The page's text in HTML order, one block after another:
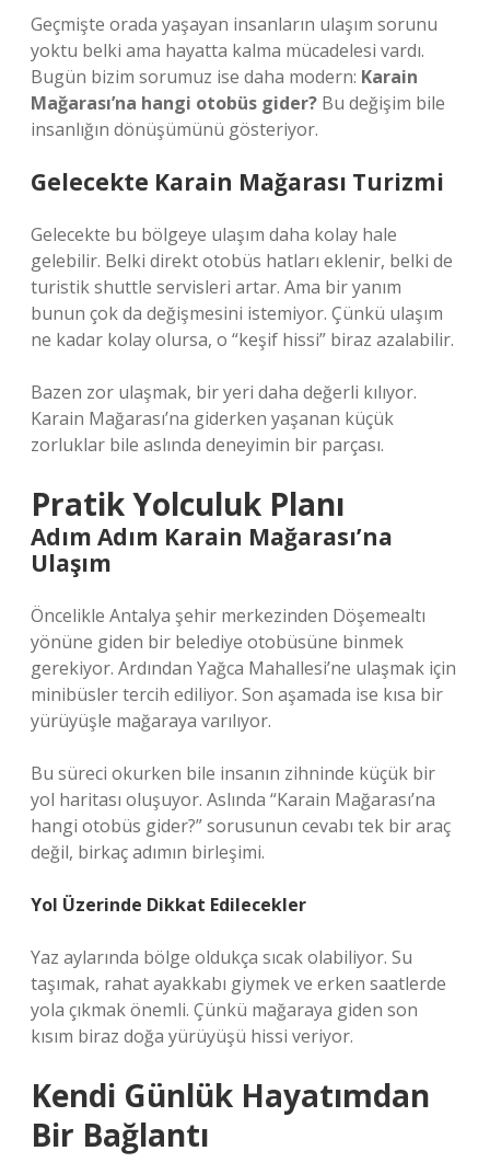
Geçmişte orada yaşayan insanların ulaşım sorunu
yoktu belki ama hayatta kalma mücadelesi vardı.
Bugün bizim sorumuz ise daha modern: Karain
Mağarası’na hangi otobüs gider? Bu değişim bile
insanlığın dönüşümünü gösteriyor.
Gelecekte Karain Mağarası Turizmi
Gelecekte bu bölgeye ulaşım daha kolay hale
gelebilir. Belki direkt otobüs hatları eklenir, belki de
turistik shuttle servisleri artar. Ama bir yanım
bunun çok da değişmesini istemiyor. Çünkü ulaşım
ne kadar kolay olursa, o “keşif hissi” biraz azalabilir.
Bazen zor ulaşmak, bir yeri daha değerli kılıyor.
Karain Mağarası’na giderken yaşanan küçük
zorluklar bile aslında deneyimin bir parçası.
Pratik Yolculuk Planı
Adım Adım Karain Mağarası’na
Ulaşım
Öncelikle Antalya şehir merkezinden Döşemealtı
yönüne giden bir belediye otobüsüne binmek
gerekiyor. Ardından Yağca Mahallesi’ne ulaşmak için
minibüsler tercih ediliyor. Son aşamada ise kısa bir
yürüyüşle mağaraya varılıyor.
Bu süreci okurken bile insanın zihninde küçük bir
yol haritası oluşuyor. Aslında “Karain Mağarası’na
hangi otobüs gider?” sorusunun cevabı tek bir araç
değil, birkaç adımın birleşimi.
Yol Üzerinde Dikkat Edilecekler
Yaz aylarında bölge oldukça sıcak olabiliyor. Su
taşımak, rahat ayakkabı giymek ve erken saatlerde
yola çıkmak önemli. Çünkü mağaraya giden son
kısım biraz doğa yürüyüşü hissi veriyor.
Kendi Günlük Hayatımdan
Bir Bağlantı